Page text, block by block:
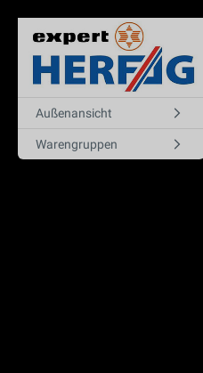
Außenansicht
Warengruppen